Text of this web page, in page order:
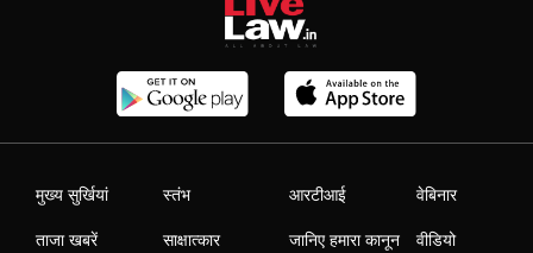
मुख्य सुर्खियां
ताजा खबरें
स्तंभ
साक्षात्कार
आरटीआई
जानिए हमारा कानून
वेबिनार
वीडियो